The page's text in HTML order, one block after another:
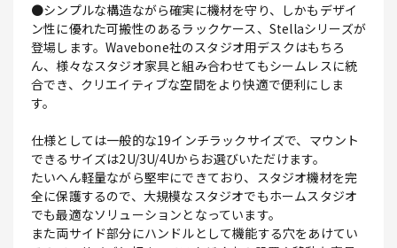
●シンプルな構造ながら確実に機材を守り、しかもデザイ
ン性に優れた可搬性のあるラックケース、Stellaシリーズが
登場します。Wavebone社のスタジオ用デスクはもちろ
ん、様々なスタジオ家具と組み合わせてもシームレスに統
合でき、クリエイティブな空間をより快適で便利にしま
す。
仕様としては一般的な19インチラックサイズで、マウント
できるサイズは2U/3U/4Uからお選びいただけます。
たいへん軽量ながら堅牢にできており、スタジオ機材を完
全に保護するので、大規模なスタジオでもホームスタジオ
でも最適なソリューションとなっています。
また両サイド部分にハンドルとして機能する穴をあけてい